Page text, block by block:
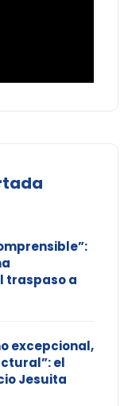
traspaso a
excepcional,
el
Jesuita